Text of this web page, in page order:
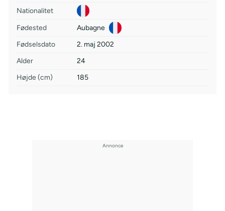
Nationalitet
Fødested
Aubagne
Fødselsdato
2. maj 2002
Alder
24
Højde (cm)
185